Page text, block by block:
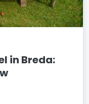
in Breda: